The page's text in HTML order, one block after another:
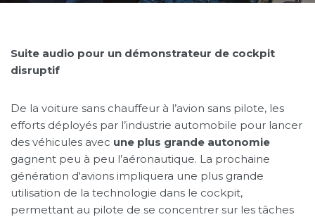
Suite audio pour un démonstrateur de cockpit
disruptif
De la voiture sans chauffeur à l’avion sans pilote, les
efforts déployés par l’industrie automobile pour lancer
des véhicules avec une plus grande autonomie
gagnent peu à peu l’aéronautique. La prochaine
génération d'avions impliquera une plus grande
utilisation de la technologie dans le cockpit,
permettant au pilote de se concentrer sur les tâches